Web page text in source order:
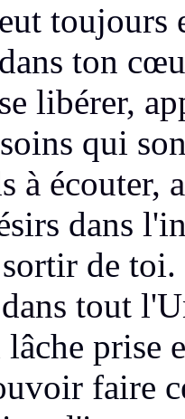
toujours
ton
libérer,
qui
à écouter,
dans
sortir de
tout
prise
faire